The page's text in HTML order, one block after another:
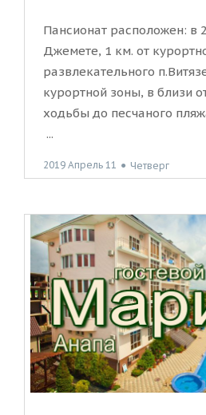
Пансионат расположен: в
Джемете, 1 км. от
развлекательного
курортной зоны, в близи
ходьбы до песчаного
...
2019 Апрель 11 ● Четверг